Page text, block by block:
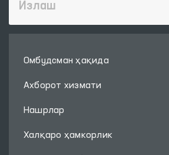
Омбудсман ҳақида
Ахборот хизмати
Нашрлар
Халқаро ҳамкорлик